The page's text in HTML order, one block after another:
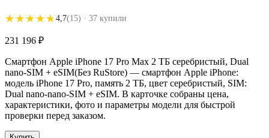
★★★★★
★★★★★ 4,7(15) · 37 купили
231 196 ₽
Смартфон Apple iPhone 17 Pro Max 2 ТБ серебристый, Dual
nano-SIM + eSIM(Без RuStore) — смартфон Apple iPhone:
модель iPhone 17 Pro, память 2 ТБ, цвет серебристый, SIM:
Dual nano-nano-SIM + eSIM. В карточке собраны цена,
характеристики, фото и параметры модели для быстрой
проверки перед заказом.